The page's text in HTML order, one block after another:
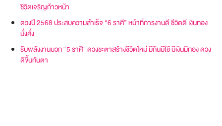
ชีวิตเจริญก้าวหน้า
ดวงปี 2568 ประสบความสำเร็จ “6 ราศี” หน้าที่การงานดี ชีวิตดี เงินทอง
มั่งคั่ง
รับพลังงานบวก “5 ราศี” ดวงชะตาสร้างชีวิตใหม่ มีกินมีใช้ มีเงินมีทอง ดวง
ดีขึ้นทันตา